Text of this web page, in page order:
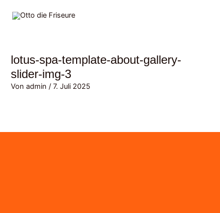
Inhalt
lotus-spa-template-about-gallery-
slider-img-3
Vonadmin/7. Juli 2025